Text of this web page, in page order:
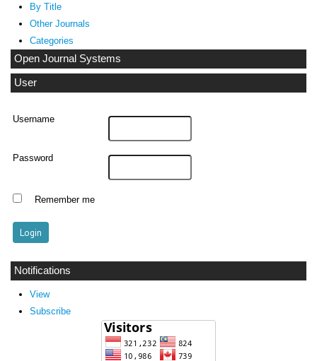
By Title
Other Journals
Categories
Open Journal Systems
User
Username
Password
Remember me
Notifications
View
Subscribe